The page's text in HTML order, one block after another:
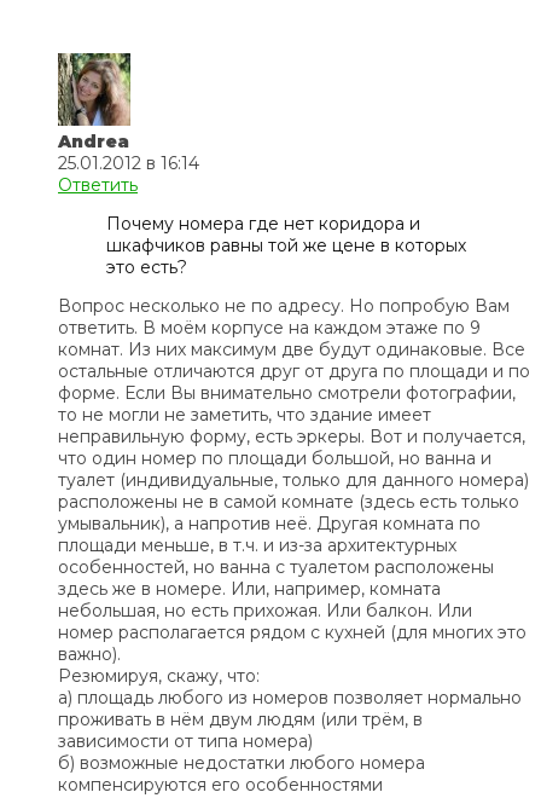
Andrea
25.01.2012 в 16:14
Ответить
Почему номера где нет коридора и
шкафчиков равны той же цене в которых
это есть?
Вопрос несколько не по адресу. Но попробую Вам
ответить. В моём корпусе на каждом этаже по 9
комнат. Из них максимум две будут одинаковые. Все
остальные отличаются друг от друга по площади и по
форме. Если Вы внимательно смотрели фотографии,
то не могли не заметить, что здание имеет
неправильную форму, есть эркеры. Вот и получается,
что один номер по площади большой, но ванна и
туалет (индивидуальные, только для данного номера)
расположены не в самой комнате (здесь есть только
умывальник), а напротив неё. Другая комната по
площади меньше, в т.ч. и из-за архитектурных
особенностей, но ванна с туалетом расположены
здесь же в номере. Или, например, комната
небольшая, но есть прихожая. Или балкон. Или
номер располагается рядом с кухней (для многих это
важно).
Резюмируя, скажу, что:
а) площадь любого из номеров позволяет нормально
проживать в нём двум людям (или трём, в
зависимости от типа номера)
б) возможные недостатки любого номера
компенсируются его особенностями